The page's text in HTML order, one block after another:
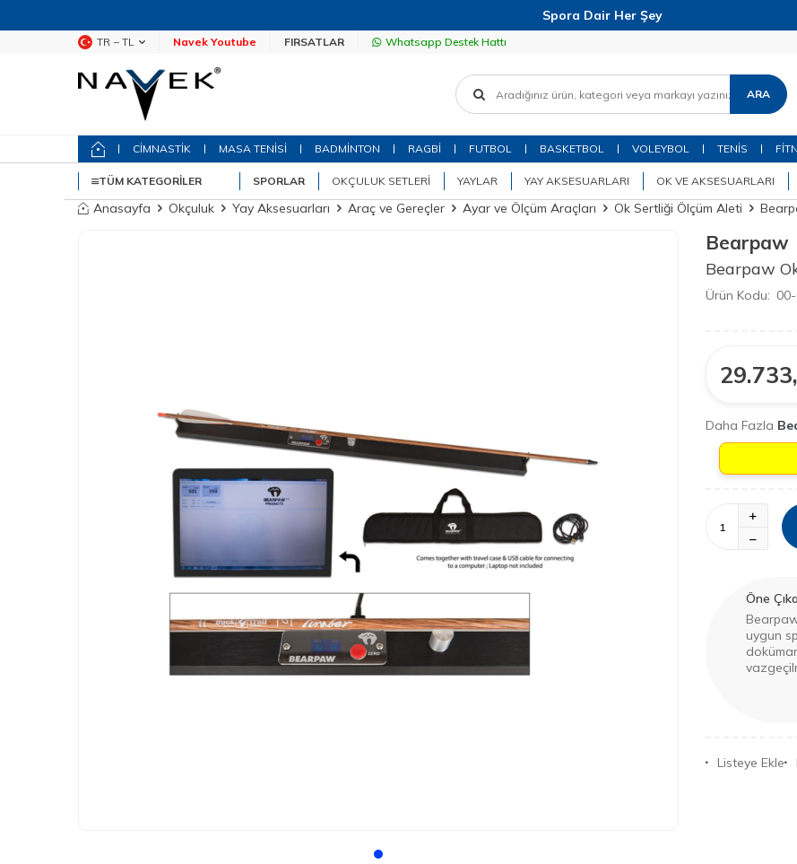
Spora Dair Her Şey
TR − TL Navek Youtube FIRSATLAR Whatsapp Destek Hattı
ARA
CİMNASTİK MASA TENİSİ BADMİNTON RAGBİ FUTBOL BASKETBOL VOLEYBOL TENİS
TÜM KATEGORILER SPORLAR OKÇULUK SETLERI YAYLAR YAY AKSESUARLARI OK VE AKSESUARLARI
Anasayfa Okçuluk Yay Aksesuarları Araç ve Gereçler Ayar ve Ölçüm Araçları Ok Sertliği Ölçüm Aleti
Bearpaw
Bearpaw
Ürün Kodu:
Daha Fazla
Öne
uygun
Listeye Ekle